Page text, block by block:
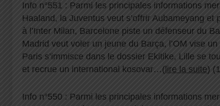
Info n°551 : Parmi les principales informations
Haaland, la Juventus veut s’offrir Aubameyang et
à l’Inter Milan, Barcelone piste un défenseur du
Madrid veut voler un jeune du Barça, l’OM vise
Paris s’immisce dans le dossier Ekitike, Lille se
et recrue un international kosovar…( lire la suite)
Info n°550 : Parmi les principales informations